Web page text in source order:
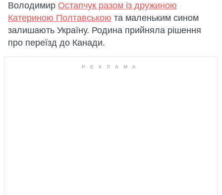
Володимир Остапчук разом із дружиною
Катериною Полтавською та маленьким сином
залишають Україну. Родина прийняла рішення
про переїзд до Канади.